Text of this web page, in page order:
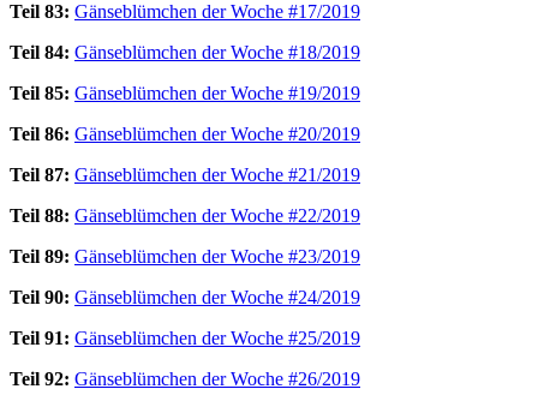
Teil 83: Gänseblümchen der Woche #17/2019
Teil 84: Gänseblümchen der Woche #18/2019
Teil 85: Gänseblümchen der Woche #19/2019
Teil 86: Gänseblümchen der Woche #20/2019
Teil 87: Gänseblümchen der Woche #21/2019
Teil 88: Gänseblümchen der Woche #22/2019
Teil 89: Gänseblümchen der Woche #23/2019
Teil 90: Gänseblümchen der Woche #24/2019
Teil 91: Gänseblümchen der Woche #25/2019
Teil 92: Gänseblümchen der Woche #26/2019